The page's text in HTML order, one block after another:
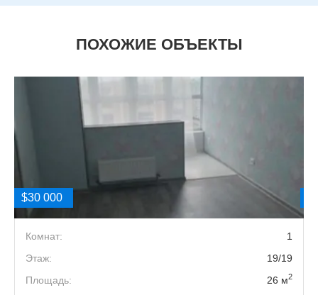
ПОХОЖИЕ ОБЪЕКТЫ
$30 000
Комнат:
1
Этаж:
19/19
Площадь:
26 м2